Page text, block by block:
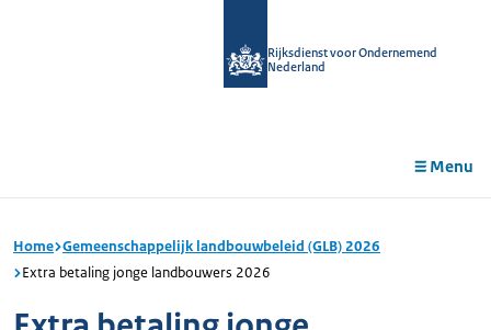
Rijksdienst voor Ondernemend
Nederland
Menu
Home Gemeenschappelijk landbouwbeleid (GLB) 2026
Extra betaling jonge landbouwers 2026